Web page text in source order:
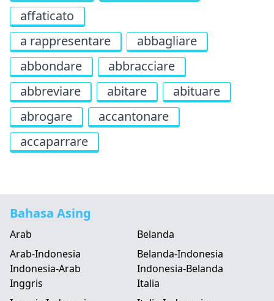
affaticato
a rappresentare
abbagliare
abbondare
abbracciare
abbreviare
abitare
abituare
abrogare
accantonare
accaparrare
Bahasa Asing
Arab
Arab-Indonesia
Indonesia-Arab
Belanda
Belanda-Indonesia
Indonesia-Belanda
Inggris
Italia